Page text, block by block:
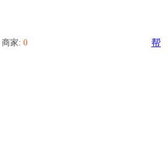
商家: 0
帮